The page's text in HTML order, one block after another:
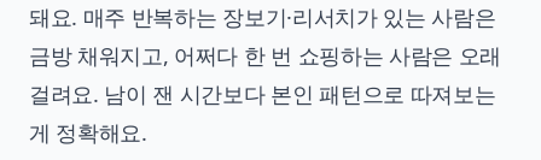
돼요. 매주 반복하는 장보기·리서치가 있는 사람은
금방 채워지고, 어쩌다 한 번 쇼핑하는 사람은 오래
걸려요. 남이 잰 시간보다 본인 패턴으로 따져보는
게 정확해요.